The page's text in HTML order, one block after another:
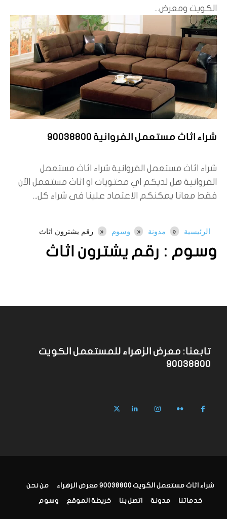
وسوم : رقم يشترون اثاث
الرئيسية مدونة وسوم رقم يشترون اثاث
الكويت ومعرض...
شراء اثاث مستعمل الفروانية 90038800
شراء اثاث مستعمل الفروانية شراء اثاث مستعمل
الفروانية هل لديكم اي محتويات او اثاث مستعمل الآن
فقط معانا يمكنكم الاعتماد علينا فى شراء كل...
تابعنا: معرض الزهراء للمستعمل الكويت
90038800
شراء اثاث مستعمل الكويت 90038800 معرض الزهراء من نحن
خدماتنا مدونة اتصل بنا خريطة الموقع وسوم